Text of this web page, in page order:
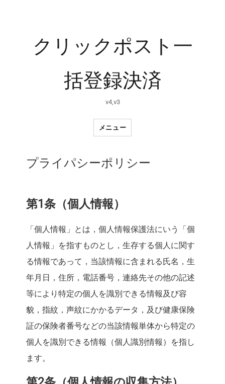
クリックポスト一
括登録決済
v4,v3
メニュー
プライパシーポリシー
第1条（個人情報）
「個人情報」とは，個人情報保護法にいう「個
人情報」を指すものとし，生存する個人に関す
る情報であって，当該情報に含まれる氏名，生
年月日，住所，電話番号，連絡先その他の記述
等により特定の個人を識別できる情報及び容
貌，指紋，声紋にかかるデータ，及び健康保険
証の保険者番号などの当該情報単体から特定の
個人を識別できる情報（個人識別情報）を指し
ます。